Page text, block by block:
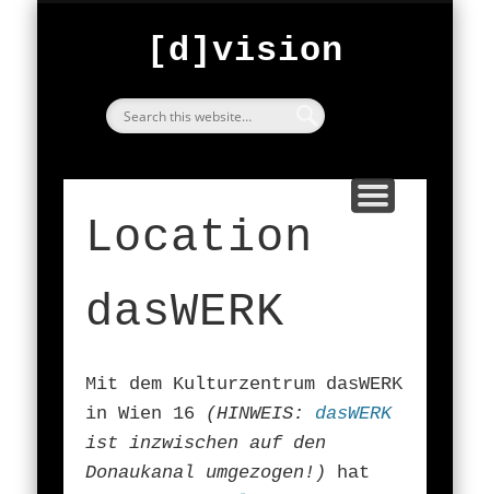
[d]vision
Location
dasWERK
Mit dem Kulturzentrum dasWERK
in Wien 16 (HINWEIS: dasWERK
ist inzwischen auf den
Donaukanal umgezogen!)
hat